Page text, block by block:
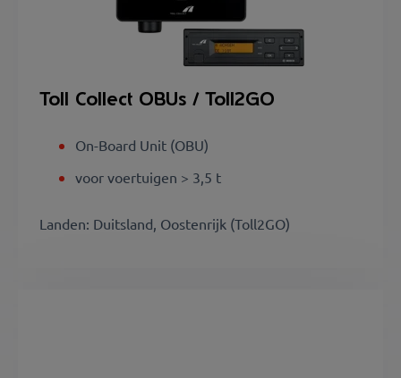
Toll Collect OBUs / Toll2GO
On-Board Unit (OBU)
voor voertuigen > 3,5 t
Landen: Duitsland, Oostenrijk (Toll2GO)